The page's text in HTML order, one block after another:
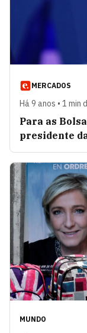
MERCADOS
Há 9 anos • 1 min
Para as
presidente
MUNDO